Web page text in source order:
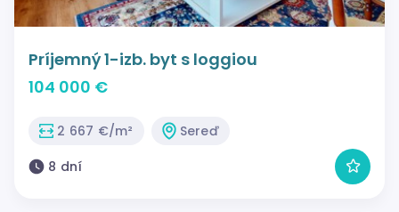
Príjemný 1-izb. byt s loggiou
104 000 €
2 667 €/m²
Sereď
8 dní